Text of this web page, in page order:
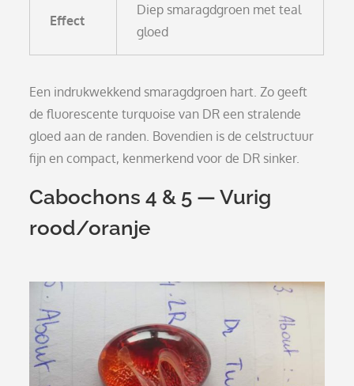
Effect
Diep smaragdgroen met teal
gloed
Een indrukwekkend smaragdgroen hart. Zo geeft
de fluorescente turquoise van DR een stralende
gloed aan de randen. Bovendien is de celstructuur
fijn en compact, kenmerkend voor de DR sinker.
Cabochons 4 & 5 — Vurig
rood/oranje